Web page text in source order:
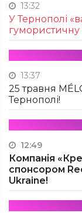
13:32
У Тернополі
13:37
25 травня
Тернополі!
12:49
Компанія
спонсором
Ukraine!